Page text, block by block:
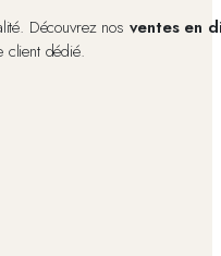
Découvrez nos ventes en
client dédié.